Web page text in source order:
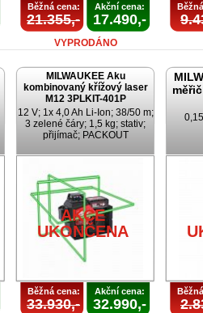
Běžná cena:
21.355,-
Akční cena:
17.490,-
VYPRODÁNO
MILWAUKEE Aku
kombinovaný křížový laser
M12 3PLKIT-401P
12 V; 1x 4,0 Ah Li-Ion; 38/50 m;
3 zelené čáry; 1,5 kg; stativ;
přijímač; PACKOUT
AKCE
UKONČENA
Běžná cena:
33.930,-
Akční cena:
32.990,-